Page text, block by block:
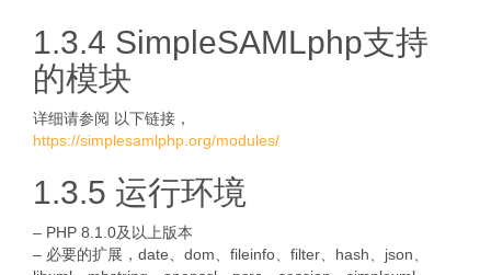
1.3.4 SimpleSAMLphp支持
的模块
详细请参阅 以下链接，
https://simplesamlphp.org/modules/
1.3.5 运行环境
– PHP 8.1.0及以上版本
– 必要的扩展，date、dom、fileinfo、filter、hash、json、